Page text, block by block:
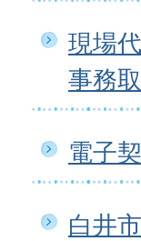
現場
事務
電子
白井